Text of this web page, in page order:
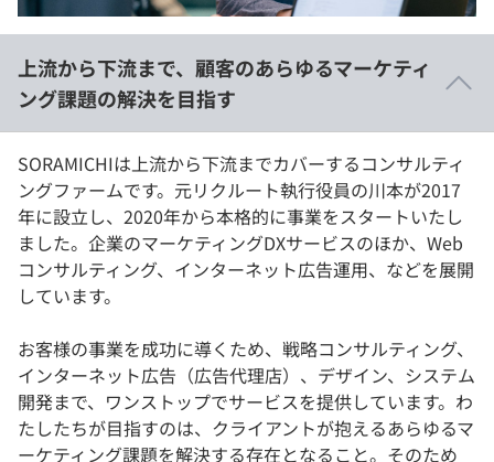
プラン
個人向けプラン
法人向けプラン
学校向けプラン
契約内容・クーポン
上流から下流まで、顧客のあらゆるマーケティ
ング課題の解決を目指す
SORAMICHIは上流から下流までカバーするコンサルティ
ングファームです。元リクルート執行役員の川本が2017
年に設立し、2020年から本格的に事業をスタートいたし
ました。企業のマーケティングDXサービスのほか、Web
コンサルティング、インターネット広告運用、などを展開
しています。
お客様の事業を成功に導くため、戦略コンサルティング、
インターネット広告（広告代理店）、デザイン、システム
開発まで、ワンストップでサービスを提供しています。わ
たしたちが目指すのは、クライアントが抱えるあらゆるマ
ーケティング課題を解決する存在となること。そのため